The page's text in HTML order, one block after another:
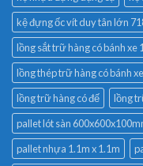
kệ đựng ốc vít duy tân lớn
lồng sắt trữ hàng có bánh xe
lồng thép trữ hàng có bánh
lồng trữ hàng có đế
lồng
pallet lót sàn
pallet nhựa 1.1m x 1.1m